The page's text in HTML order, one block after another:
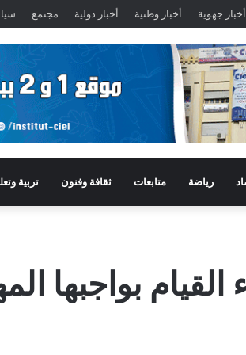
أخبار جهوية أخبار وطنية أخبار دولية مجتمع
رياضة متابعات ثقافة وفنون تربية
بواجبها